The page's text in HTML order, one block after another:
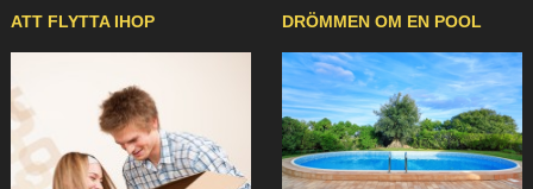
ATT FLYTTA IHOP DRÖMMEN OM EN POOL